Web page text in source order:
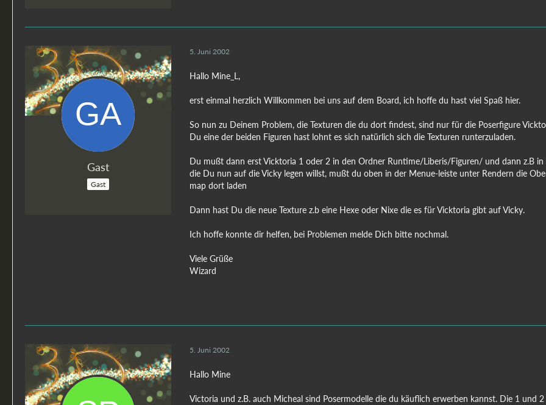
Gast
Gast
5. Juni 2002
Hallo Mine_L,
erst einmal herzlich Willkommen bei uns auf dem Board, ich hoffe du hast viel Spaß hier.
So nun zu Deinem Problem, die Texturen die du dort findest, sind nur für die Poserfigure
Du eine der beiden Figuren hast lohnt es sich natürlich sich die Texturen runterzuladen.
Du mußt dann erst Vicktoria 1 oder 2 in den Ordner Runtime/Liberis/Figuren/ und dann z.B
die Du nun auf die Vicky legen willst, mußt du oben in der Menue-leiste unter Rendern die
map dort laden
Dann hast Du die neue Texture z.b eine Hexe oder Nixe die es für Vicktoria gibt auf Vicky.
Ich hoffe konnte dir helfen, bei Problemen melde Dich bitte nochmal.
Viele Grüße
Wizard
5. Juni 2002
Hallo Mine
Victoria und z.B. auch Micheal sind Posermodelle die du käuflich erwerben kannst. Die 1 und